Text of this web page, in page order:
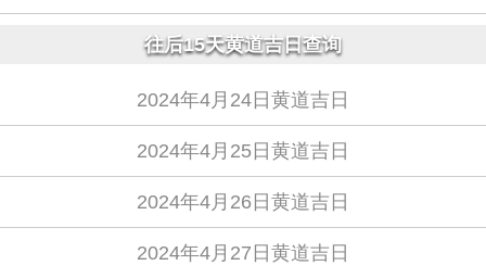
往后15天黄道吉日查询
2024年4月24日黄道吉日
2024年4月25日黄道吉日
2024年4月26日黄道吉日
2024年4月27日黄道吉日